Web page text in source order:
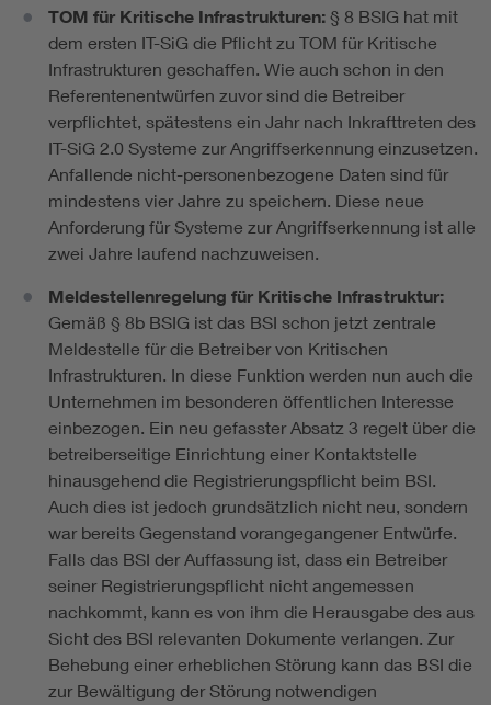
TOM für Kritische Infrastrukturen: § 8 BSIG hat mit
dem ersten IT-SiG die Pflicht zu TOM für Kritische
Infrastrukturen geschaffen. Wie auch schon in den
Referentenentwürfen zuvor sind die Betreiber
verpflichtet, spätestens ein Jahr nach Inkrafttreten des
IT-SiG 2.0 Systeme zur Angriffserkennung einzusetzen.
Anfallende nicht-personenbezogene Daten sind für
mindestens vier Jahre zu speichern. Diese neue
Anforderung für Systeme zur Angriffserkennung ist alle
zwei Jahre laufend nachzuweisen.
Meldestellenregelung für Kritische Infrastruktur:
Gemäß § 8b BSIG ist das BSI schon jetzt zentrale
Meldestelle für die Betreiber von Kritischen
Infrastrukturen. In diese Funktion werden nun auch die
Unternehmen im besonderen öffentlichen Interesse
einbezogen. Ein neu gefasster Absatz 3 regelt über die
betreiberseitige Einrichtung einer Kontaktstelle
hinausgehend die Registrierungspflicht beim BSI.
Auch dies ist jedoch grundsätzlich nicht neu, sondern
war bereits Gegenstand vorangegangener Entwürfe.
Falls das BSI der Auffassung ist, dass ein Betreiber
seiner Registrierungspflicht nicht angemessen
nachkommt, kann es von ihm die Herausgabe des aus
Sicht des BSI relevanten Dokumente verlangen. Zur
Behebung einer erheblichen Störung kann das BSI die
zur Bewältigung der Störung notwendigen